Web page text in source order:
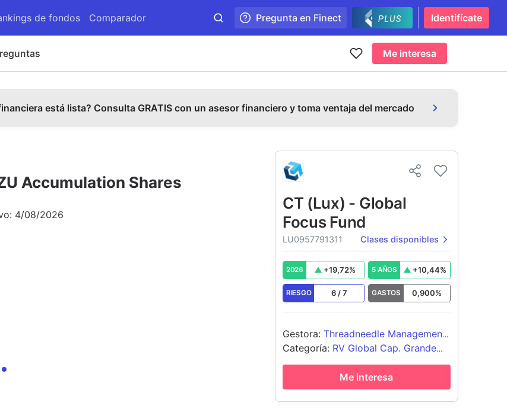
de fondos Comparador Pregunta en Finect Identifícate
Me interesa
está lista? Consulta GRATIS con un asesor financiero y toma ventaja del mercado
Accumulation Shares
4/08/2026
CT (Lux) - Global
Focus Fund
LU0957791311 Clases disponibles
2026 +19,72% 5 AÑOS +10,44%
RIESGO 6/7 GASTOS 0,900%
Gestora: Threadneedle Management
Luxembourg S.A.
Categoría: RV Global Cap. Grande
Growth
Me interesa